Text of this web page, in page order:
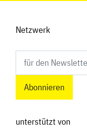
Netzwerk
Newsletter abonnieren
unterstützt von